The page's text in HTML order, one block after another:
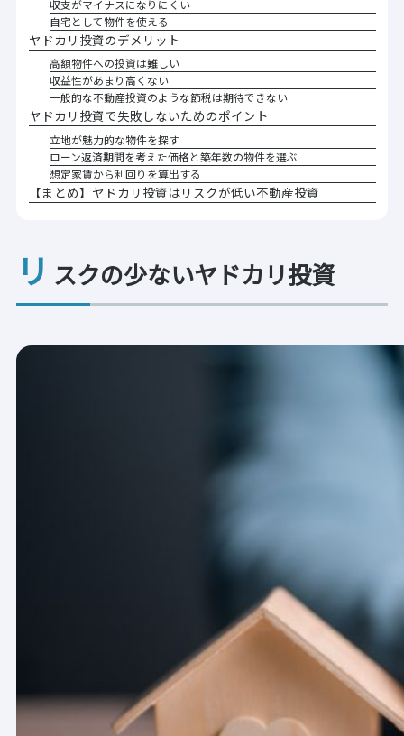
収支がマイナスになりにくい
自宅として物件を使える
ヤドカリ投資のデメリット
高額物件への投資は難しい
収益性があまり高くない
一般的な不動産投資のような節税は期待できない
ヤドカリ投資で失敗しないためのポイント
立地が魅力的な物件を探す
ローン返済期間を考えた価格と築年数の物件を選ぶ
想定家賃から利回りを算出する
【まとめ】ヤドカリ投資はリスクが低い不動産投資
リ スクの少ないヤドカリ投資